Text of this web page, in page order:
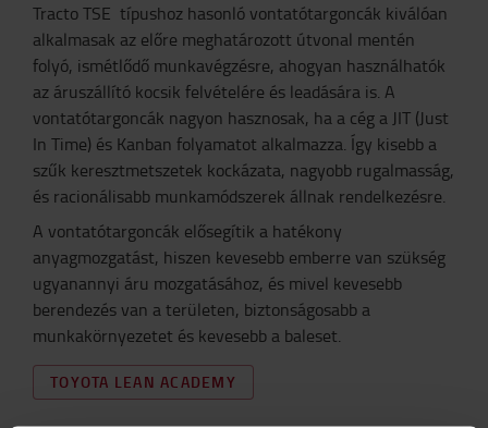
Tracto TSE típushoz hasonló vontatótargoncák kiválóan
alkalmasak az előre meghatározott útvonal mentén
folyó, ismétlődő munkavégzésre, ahogyan használhatók
az áruszállító kocsik felvételére és leadására is. A
vontatótargoncák nagyon hasznosak, ha a cég a JIT (Just
In Time) és Kanban folyamatot alkalmazza. Így kisebb a
szűk keresztmetszetek kockázata, nagyobb rugalmasság,
és racionálisabb munkamódszerek állnak rendelkezésre.
A vontatótargoncák elősegítik a hatékony
anyagmozgatást, hiszen kevesebb emberre van szükség
ugyanannyi áru mozgatásához, és mivel kevesebb
berendezés van a területen, biztonságosabb a
munkakörnyezetet és kevesebb a baleset.
TOYOTA LEAN ACADEMY